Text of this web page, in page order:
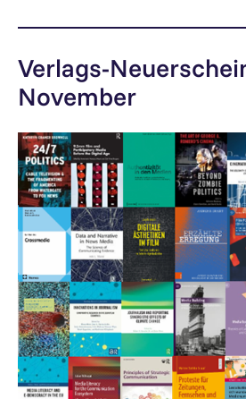
Verlags-
November